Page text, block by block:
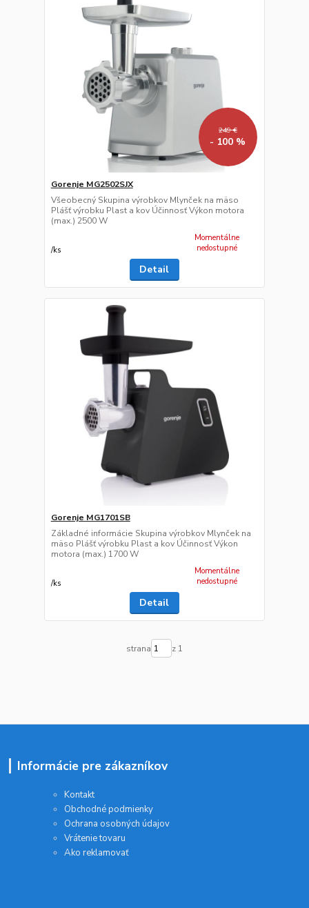
249 €
- 100 %
Gorenje MG2502SJX
Všeobecný Skupina výrobkov Mlynček na mäso
Plášť výrobku Plast a kov Účinnosť Výkon motora
(max.) 2500 W
/ks
Momentálne
nedostupné
Detail
Gorenje MG1701SB
Základné informácie Skupina výrobkov Mlynček na
mäso Plášť výrobku Plast a kov Účinnosť Výkon
motora (max.) 1700 W
/ks
Momentálne
nedostupné
Detail
strana z 1
Informácie pre zákazníkov
Kontakt
Obchodné podmienky
Ochrana osobných údajov
Vrátenie tovaru
Ako reklamovať